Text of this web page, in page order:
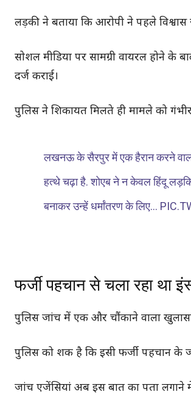
लड़की ने बताया कि आरोपी ने पहले
सोशल मीडिया पर सामग्री वायरल होने के
दर्ज कराई।
पुलिस ने शिकायत मिलते ही मामले को
लखनऊ के सैरपुर में एक हैरान करने
हत्थे चढ़ा है. शोएब ने न केवल हिंदू
बनाकर उन्हें धर्मांतरण के लिए…
फर्जी पहचान से चला रहा था
पुलिस जांच में एक और चौंकाने वाला खुलासा
पुलिस को शक है कि इसी फर्जी पहचान के
जांच एजेंसियां अब इस बात का पता लगाने